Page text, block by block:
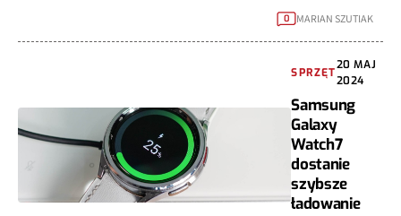
0 MARIAN SZUTIAK
SPRZĘT
20 MAJ
2024
Samsung
Galaxy
Watch7
dostanie
szybsze
ładowanie